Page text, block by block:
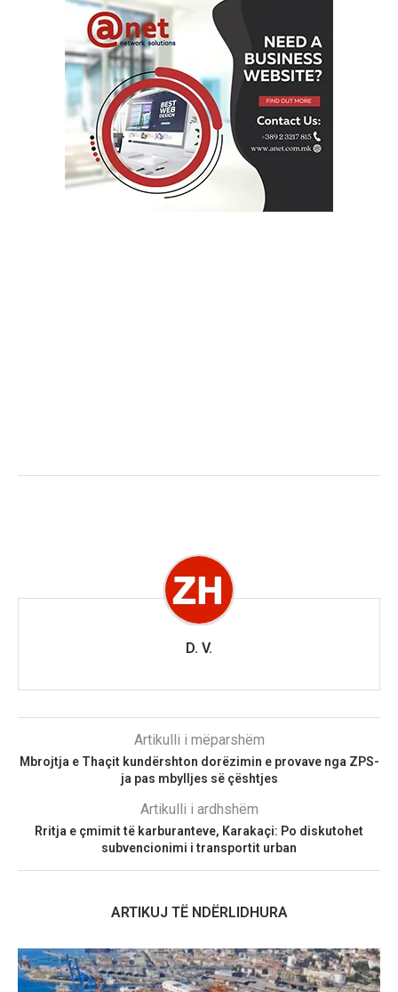
D. V.
Artikulli i mëparshëm
Mbrojtja e Thaçit kundërshton dorëzimin e provave nga ZPS-
ja pas mbylljes së çështjes
Artikulli i ardhshëm
Rritja e çmimit të karburanteve, Karakaçi: Po diskutohet
subvencionimi i transportit urban
ARTIKUJ TË NDËRLIDHURA